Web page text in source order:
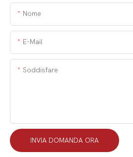
Nome
E-Mail
Soddisfare
INVIA DOMANDA ORA